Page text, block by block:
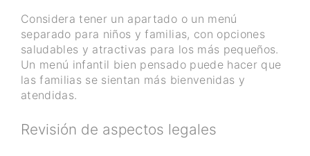
Considera tener un apartado o un menú
separado para niños y familias, con opciones
saludables y atractivas para los más pequeños.
Un menú infantil bien pensado puede hacer que
las familias se sientan más bienvenidas y
atendidas.
Revisión de aspectos legales